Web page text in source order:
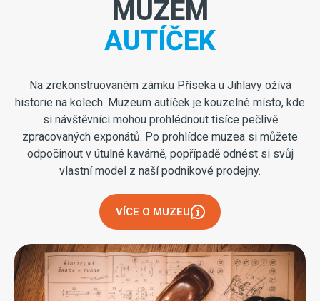
MUZEM
AUTÍČEK
Na zrekonstruovaném zámku Příseka u Jihlavy ožívá
historie na kolech. Muzeum autíček je kouzelné místo, kde
si návštěvníci mohou prohlédnout tisíce pečlivě
zpracovaných exponátů. Po prohlídce muzea si můžete
odpočinout v útulné kavárně, popřípadě odnést si svůj
vlastní model z naší podnikové prodejny.
VÍCE O MUZEU